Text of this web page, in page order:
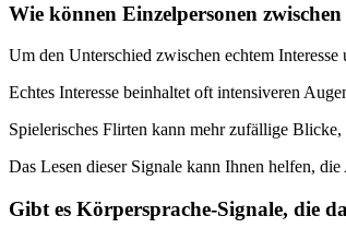
Wie können Einzelpersonen
Um den Unterschied zwischen echtem
Echtes Interesse beinhaltet oft intensiveren
Spielerisches Flirten kann mehr zufällige
Das Lesen dieser Signale kann Ihnen helfen,
Gibt es Körpersprache-Signale, die